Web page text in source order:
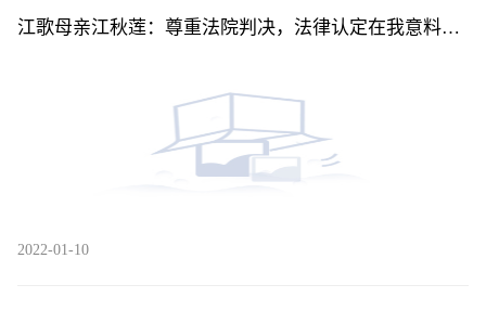
江歌母亲江秋莲：尊重法院判决，法律认定在我意料之
2022-01-10